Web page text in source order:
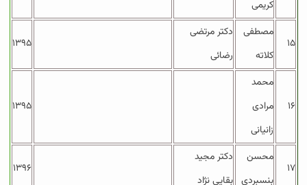
کریمی
۱۵
مصطفی
کلاته
دکتر مرتضی
رضائی
۱۳۹۵
۱۶
محمد
مرادی
زانیانی
۱۳۹۵
۱۷
محسن
بنسبردی
دکتر مجید
بقایی نژاد
۱۳۹۶